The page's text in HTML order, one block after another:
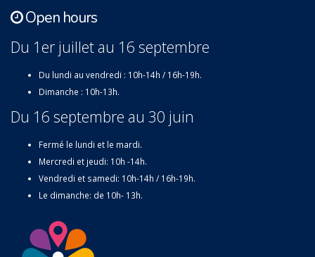
Open hours
Du 1er juillet au 16 septembre
Du lundi au vendredi : 10h-14h / 16h-19h.
Dimanche : 10h-13h.
Du 16 septembre au 30 juin
Fermé le lundi et le mardi.
Mercredi et jeudi: 10h -14h.
Vendredi et samedi: 10h-14h / 16h-19h.
Le dimanche: de 10h- 13h.